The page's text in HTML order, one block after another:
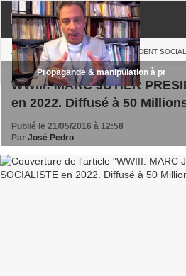
Accueil» WWIII: MARC JUTIER PRESIDENT SOCIALISTE
WWIII: MARC JUTIER
en 2022. Diffusé à 50
Publié le 21/05/2016 à 12:58
Par José Pedro
Propagande & manipulation à